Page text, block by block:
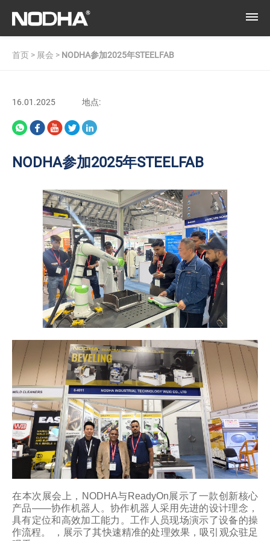
首页 > 展会 > NODHA参加2025年STEELFAB
16.01.2025 地点:
NODHA参加2025年STEELFAB
在本次展会上，NODHA与ReadyOn展示了一款创新核心
产品——协作机器人。协作机器人采用先进的设计理念，
具有定位和高效加工能力。工作人员现场演示了设备的操
作流程。 ，展示了其快速精准的处理效果，吸引观众驻足